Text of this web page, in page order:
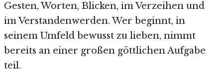
Gesten, Worten, Blicken, im Verzeihen und
im Verstandenwerden. Wer beginnt, in
seinem Umfeld bewusst zu lieben, nimmt
bereits an einer großen göttlichen Aufgabe
teil.